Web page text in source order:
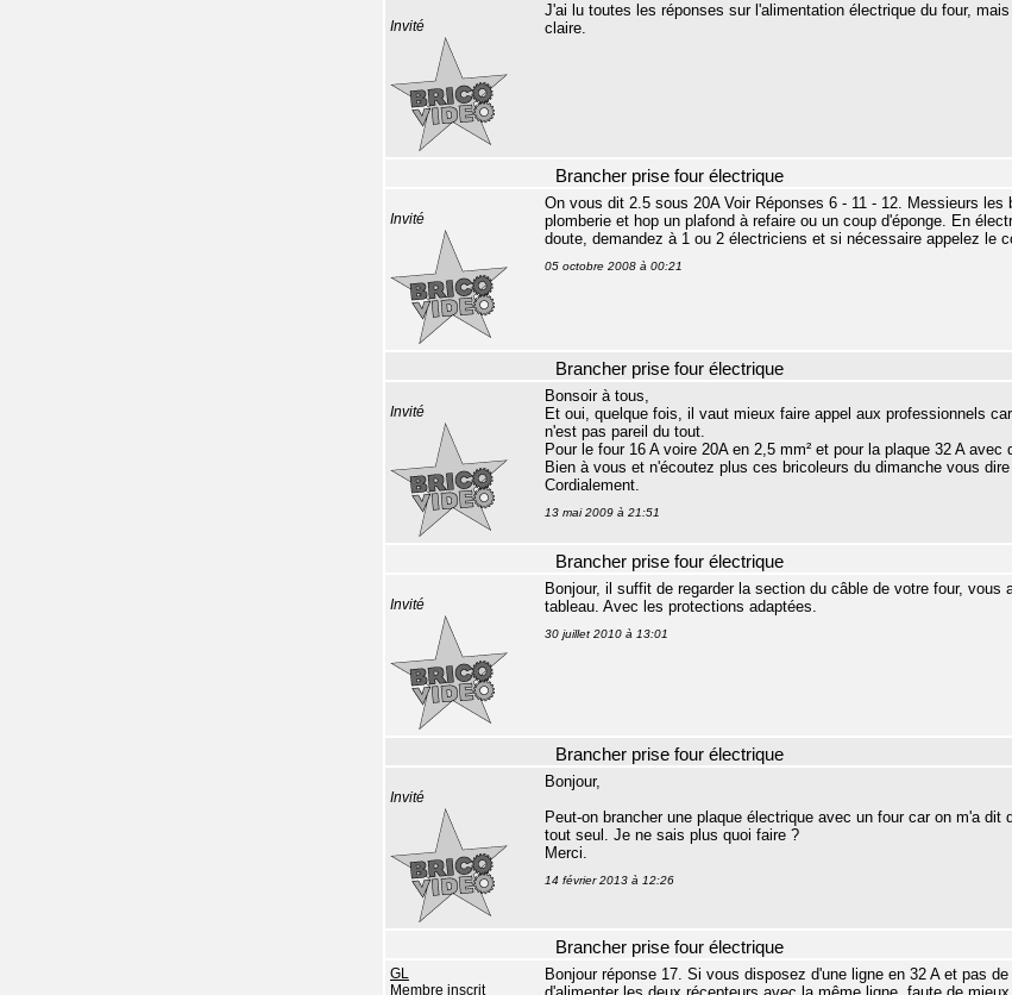
Invité
J'ai lu toutes les réponses sur l'alimentation électrique du four,
claire.
Brancher prise four électrique
Invité
On vous dit 2.5 sous 20A Voir Réponses 6 - 11 - 12. Messieurs
plomberie et hop un plafond à refaire ou un coup d'éponge. En
doute, demandez à 1 ou 2 électriciens et si nécessaire appelez le
05 octobre 2008 à 00:21
Brancher prise four électrique
Invité
Bonsoir à tous,
Et oui, quelque fois, il vaut mieux faire appel aux professionnels
n'est pas pareil du tout.
Pour le four 16 A voire 20A en 2,5 mm² et pour la plaque 32 A avec
Bien à vous et n'écoutez plus ces bricoleurs du dimanche vous dire
Cordialement.
13 mai 2009 à 21:51
Brancher prise four électrique
Invité
Bonjour, il suffit de regarder la section du câble de votre four,
tableau. Avec les protections adaptées.
30 juillet 2010 à 13:01
Brancher prise four électrique
Invité
Bonjour,
Peut-on brancher une plaque électrique avec un four car on m'a
tout seul. Je ne sais plus quoi faire ?
Merci.
14 février 2013 à 12:26
Brancher prise four électrique
GL
Membre inscrit
Bonjour réponse 17. Si vous disposez d'une ligne en 32 A et pas